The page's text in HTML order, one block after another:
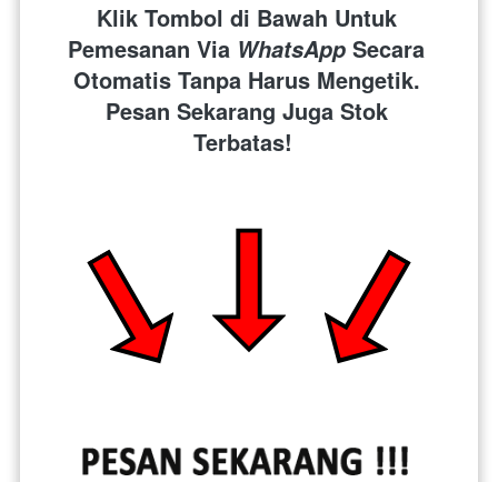
Klik Tombol di Bawah Untuk
Pemesanan Via WhatsApp Secara
Otomatis Tanpa Harus Mengetik.
Pesan Sekarang Juga Stok
Terbatas!